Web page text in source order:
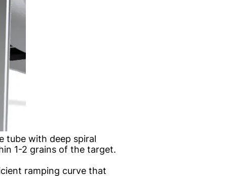
tube with deep spiral
1-2 grains of the target.
ramping curve that